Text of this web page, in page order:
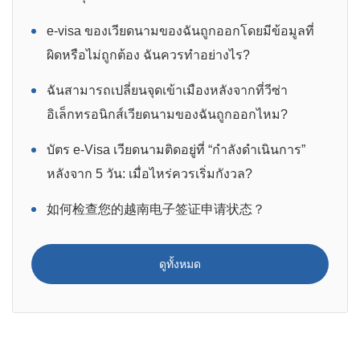
e-visa ของเวียดนามของฉันถูกออกโดยมีข้อมูลที่
ผิดหรือไม่ถูกต้อง ฉันควรทำอย่างไร?
ฉันสามารถเปลี่ยนจุดเข้าเมืองหลังจากที่วีซ่า
อิเล็กทรอนิกส์เวียดนามของฉันถูกออกไหม?
บัตร e-Visa เวียดนามติดอยู่ที่ “กำลังดำเนินการ”
หลังจาก 5 วัน: เมื่อไหร่ควรเริ่มกังวล?
如何检查您的越南电子签证申请状态？
ดูทั้งหมด